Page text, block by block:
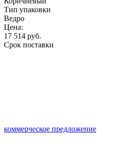
Тип упаковки
Ведро
Цена:
17 514 руб.
Срок поставки
коммерческое предложение